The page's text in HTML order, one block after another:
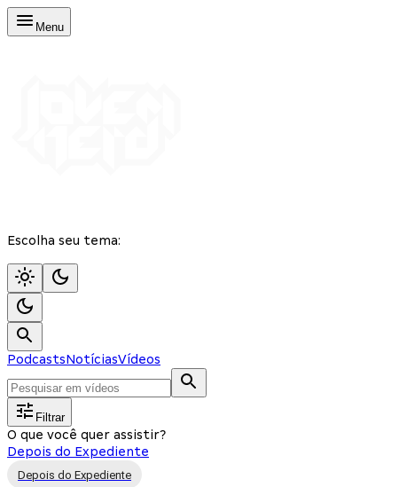
Menu
Escolha seu tema:
PodcastsNotíciasVídeos
Filtrar
O que você quer assistir?
Depois do Expediente
Depois do Expediente